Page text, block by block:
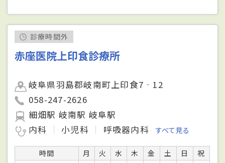
診療時間外
赤座医院上印食診療所
岐阜県羽島郡岐南町上印食7‐12
058-247-2626
細畑駅 岐南駅 岐阜駅
内科
小児科 呼吸器内科 すべて見る
時間 月 火 水 木 金 土 日
祝